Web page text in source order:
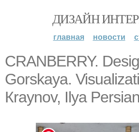
ДИЗАЙН
главная новости
CRАNВERRY.
Gоrskaуа.
Кraуnоv, Ilуa